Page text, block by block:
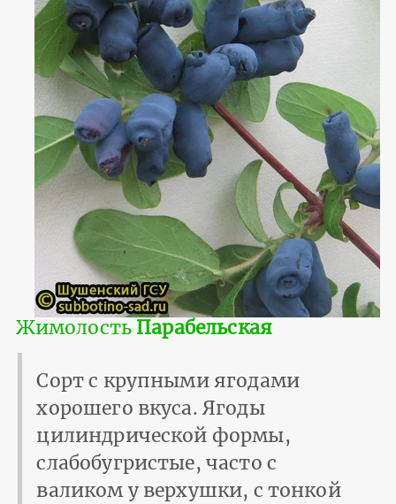
Жимолость Парабельская
Сорт с крупными ягодами
хорошего вкуса. Ягоды
цилиндрической формы,
слабобугристые, часто с
валиком у верхушки, с тонкой